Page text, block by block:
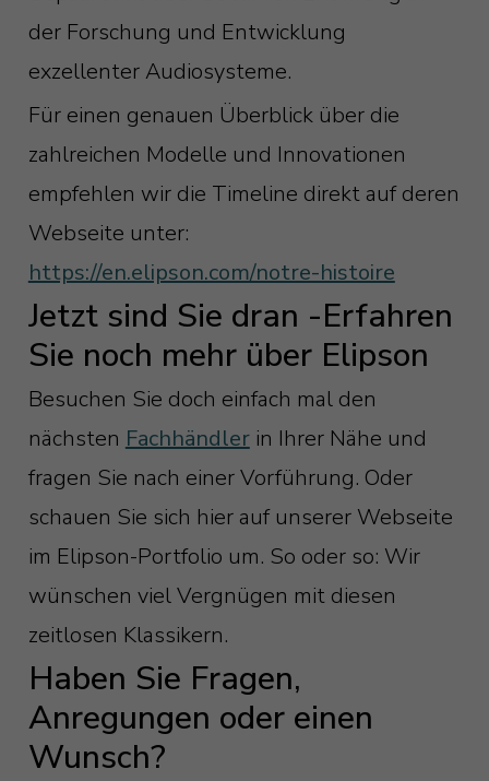
der Forschung und Entwicklung
exzellenter Audiosysteme.
Für einen genauen Überblick über die
zahlreichen Modelle und Innovationen
empfehlen wir die Timeline direkt auf deren
Webseite unter:
https://en.elipson.com/notre-histoire
Jetzt sind Sie dran -Erfahren
Sie noch mehr über Elipson
Besuchen Sie doch einfach mal den
nächsten Fachhändlerin Ihrer Nähe und
fragen Sie nach einer Vorführung. Oder
schauen Sie sich hier auf unserer Webseite
im Elipson-Portfolio um. So oder so: Wir
wünschen viel Vergnügen mit diesen
zeitlosen Klassikern.
Haben Sie Fragen,
Anregungen oder einen
Wunsch?